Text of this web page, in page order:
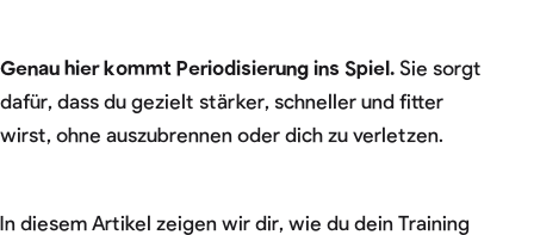
Genau hier kommt Periodisierung ins Spiel. Sie sorgt
dafür, dass du gezielt stärker, schneller und fitter
wirst, ohne auszubrennen oder dich zu verletzen.
In diesem Artikel zeigen wir dir, wie du dein Training